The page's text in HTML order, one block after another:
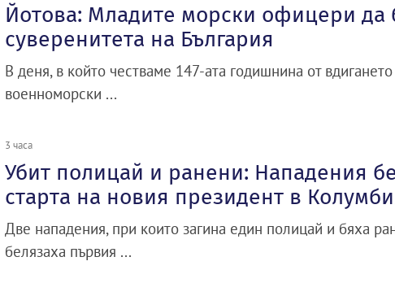
Йотова: Младите морски офицери да
суверенитета на България
В деня, в който честваме 147-ата годишнина от
военноморски ...
3 часа
Убит полицай и ранени: Нападения
старта на новия президент в
Две нападения, при които загина един полицай и бяха
белязаха първия ...